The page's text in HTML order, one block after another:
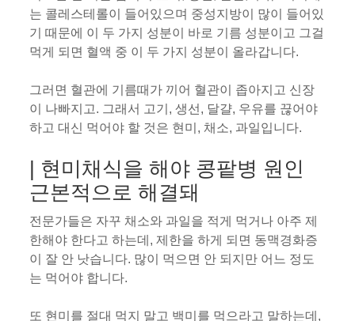
는 콜레스테롤이 들어있으며 중성지방이 많이 들어있
기 때문에 이 두 가지 성분이 바로 기름 성분이고 그걸
먹게 되면 혈액 중 이 두 가지 성분이 올라갑니다.
그러면 혈관에 기름때가 끼어 혈관이 좁아지고 신장
이 나빠지고. 그래서 고기, 생선, 달걀, 우유를 끊어야
하고 대신 먹어야 할 것은 현미, 채소, 과일입니다.
| 현미채식을 해야 콩팥병 원인
근본적으로 해결돼
전문가들은 자꾸 채소와 과일을 적게 먹거나 아주 제
한해야 한다고 하는데, 제한을 하게 되면 동맥경화증
이 잘 안 낫습니다. 많이 먹으면 안 되지만 어느 정도
는 먹어야 합니다.
또 현미를 절대 먹지 말고 백미를 먹으라고 말하는데,